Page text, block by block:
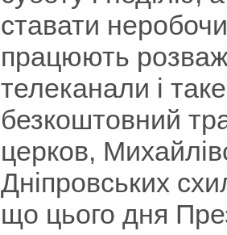
ставати
працюють
телеканали і
безкоштовний
церков,
Дніпровських
що цього дня